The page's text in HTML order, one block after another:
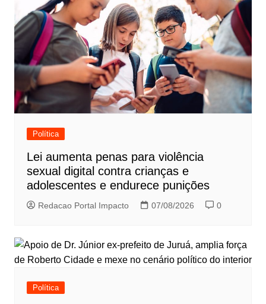
Política
Lei aumenta penas para violência
sexual digital contra crianças e
adolescentes e endurece punições
Redacao Portal Impacto 07/08/2026 0
Política